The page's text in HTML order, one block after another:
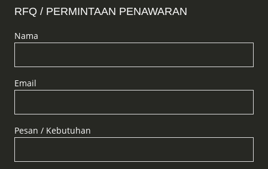
RFQ / PERMINTAAN PENAWARAN
Nama
Email
Pesan / Kebutuhan